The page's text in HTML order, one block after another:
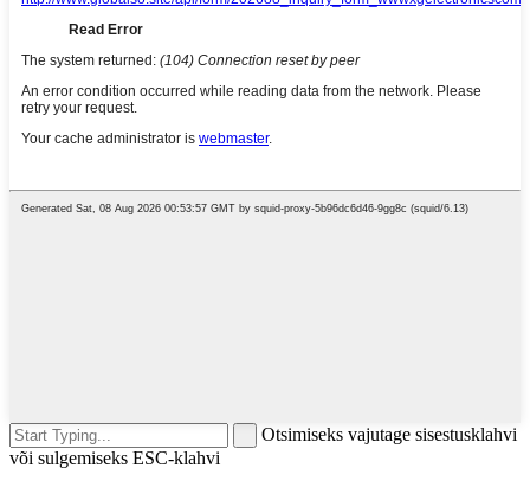
Otsimiseks vajutage sisestusklahvi
või sulgemiseks ESC-klahvi